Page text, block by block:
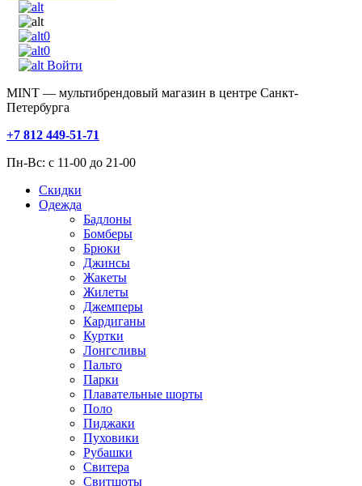
0
0
Войти
MINT — мультибрендовый магазин в центре Санкт-
Петербурга
+7 812 449-51-71
Пн-Вс: с 11-00 до 21-00
Скидки
Одежда
Бадлоны
Бомберы
Брюки
Джинсы
Жакеты
Жилеты
Джемперы
Кардиганы
Куртки
Лонгсливы
Пальто
Парки
Плавательные шорты
Поло
Пиджаки
Пуховики
Рубашки
Свитера
Свитшоты